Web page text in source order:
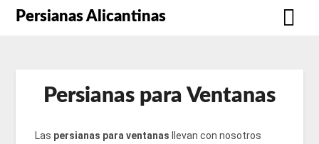
Persianas Alicantinas
Persianas para Ventanas
Las persianas para ventanas llevan con nosotros